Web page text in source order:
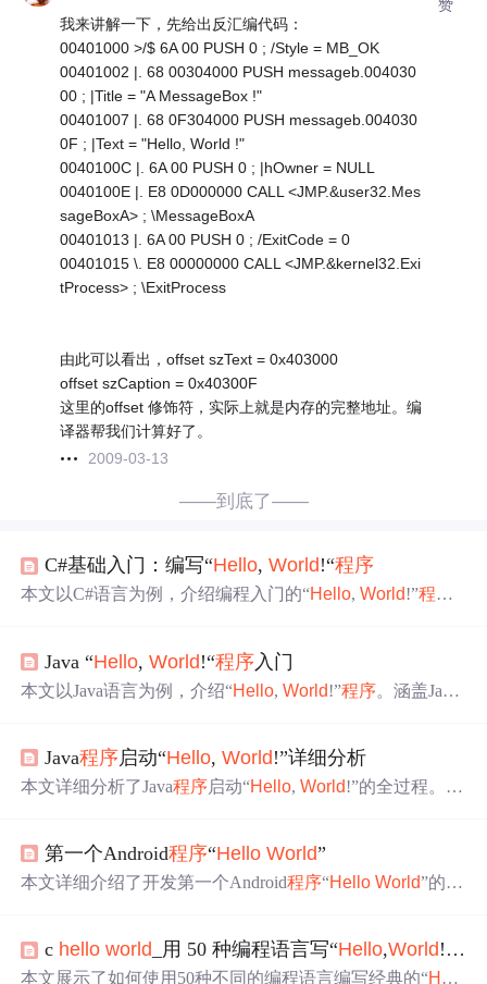
我来讲解一下，先给出反汇编代码：
00401000 >/$ 6A 00 PUSH 0 ; /Style = MB_OK
00401002 |. 68 00304000 PUSH messageb.004030
00 ; |Title = "A MessageBox !"
00401007 |. 68 0F304000 PUSH messageb.004030
0F ; |Text = "Hello, World !"
0040100C |. 6A 00 PUSH 0 ; |hOwner = NULL
0040100E |. E8 0D000000 CALL <JMP.&user32.Mes
sageBoxA> ; \MessageBoxA
00401013 |. 6A 00 PUSH 0 ; /ExitCode = 0
00401015 \. E8 00000000 CALL <JMP.&kernel32.Exi
tProcess> ; \ExitProcess
由此可以看出，offset szText = 0x403000
offset szCaption = 0x40300F
这里的offset 修饰符，实际上就是内存的完整地址。编
译器帮我们计算好了。
2009-03-13
赞
——到底了——
C#基础入门：编写“Hello,World !“程序
本文以C#语言为例，介绍编程入门的“Hello,World !”程序
o使用、C#控制台应用程序结构，以及C#
步骤和跨平台开发能力。
Java “Hello,World!“程序 入门
本文以Java语言为例，介绍“Hello,World !”程序。涵盖Java
编译流程，解析主入口点和标准输出方法，还提供内存泄
漏案例及解决方案。
Java程序启动“Hello,World!”详细分析
本文详细分析了Java程序启动“Hello,World !”的全过程。先
行编译后的字节码，涉及启动JVM、加载类、链接、初始
化等步骤，展示了Java编程基本流程。
第一个Android程序“Hello World”
本文详细介绍了开发第一个Android程序“Hello World”的步
册活动并配置主活动；还介绍了调试程序、下载虚拟设备
的方法，最后展示运行结果。
c hello world _用 50 种编程语言写“Hello,World !” 程
本文展示了如何使用50种不同的编程语言编写经典的“Hell